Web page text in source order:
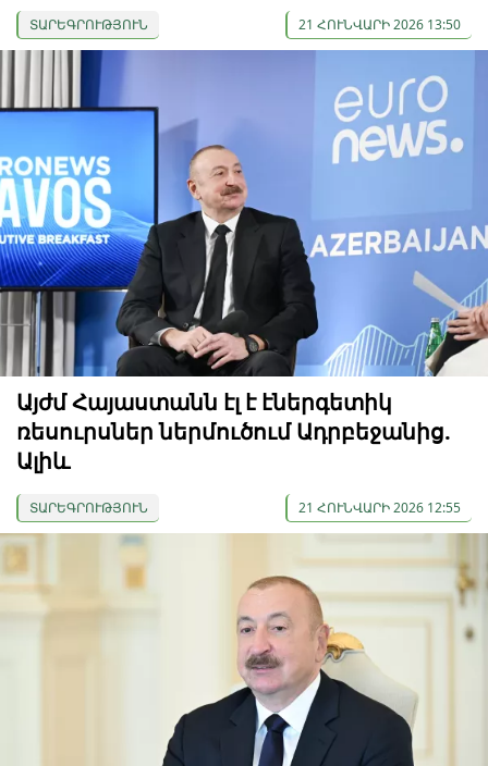
ՏԱՐԵԳՐՈՒԹՅՈՒՆ 21 ՀՈՒՆՎԱՐԻ 2026 13:50
Այժմ Հայաստանն էլ է էներգետիկ
ռեսուրսներ ներմուծում Ադրբեջանից.
Ալիև
ՏԱՐԵԳՐՈՒԹՅՈՒՆ 21 ՀՈՒՆՎԱՐԻ 2026 12:55